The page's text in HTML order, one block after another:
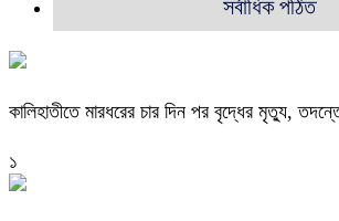
সর্বাধিক পঠিত
কালিহাতীতে মারধরের চার দিন পর বৃদ্ধের মৃত্যু,
১